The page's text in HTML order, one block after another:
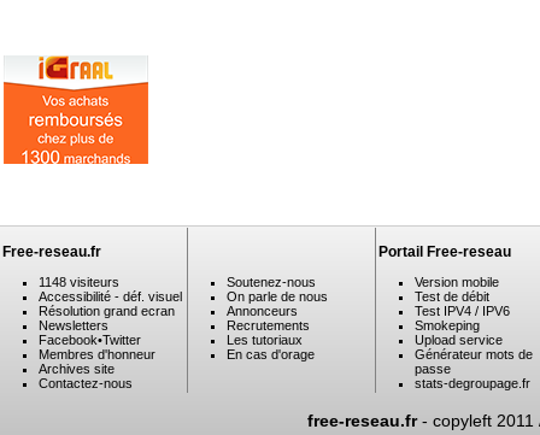
Free-reseau.fr
1148 visiteurs
Accessibilité - déf. visuel
Résolution grand ecran
Newsletters
Facebook•Twitter
Membres d'honneur
Archives site
Contactez-nous
Soutenez-nous
On parle de nous
Annonceurs
Recrutements
Les tutoriaux
En cas d'orage
Portail Free-reseau
Version mobile
Test de débit
Test IPV4 / IPV6
Smokeping
Upload service
Générateur mots de
passe
stats-degroupage.fr
free-reseau.fr- copyleft 2011